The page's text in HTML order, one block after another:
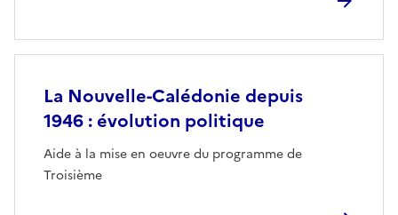
La Nouvelle-Calédonie depuis
1946 : évolution politique
Aide à la mise en oeuvre du programme de
Troisième